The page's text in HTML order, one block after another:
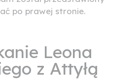
po prawej stronie.
Leona
z Attyłą